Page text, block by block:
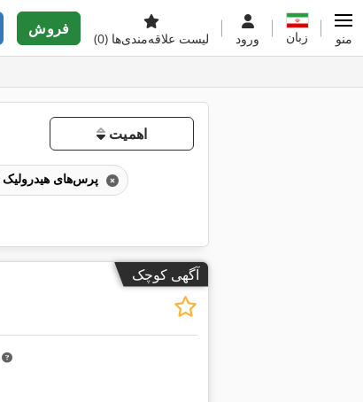
فروش
لیست علاقه‌مندی‌ها (0) ورود زبان منو
اهمیت
آگهی کوچک